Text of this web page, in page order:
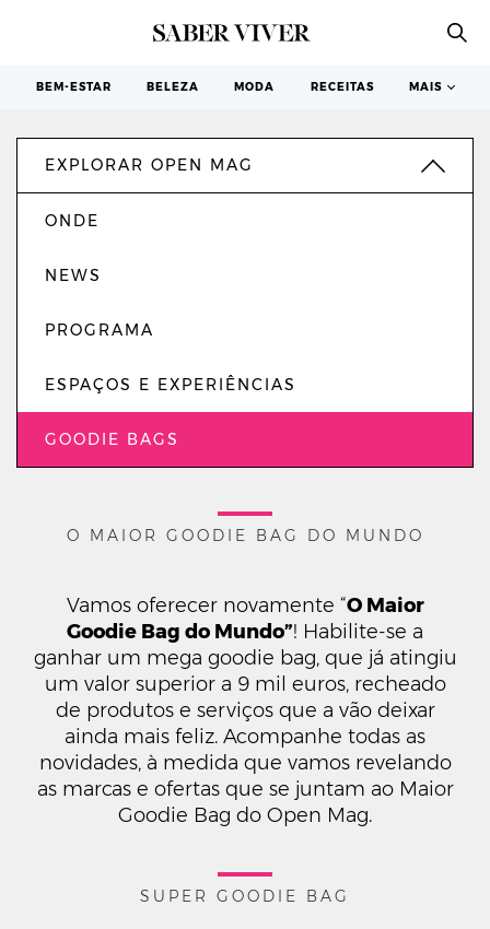
BEM-ESTAR BELEZA MODA RECEITAS MAIS
EXPLORAR OPEN MAG
ONDE
NEWS
PROGRAMA
ESPAÇOS E EXPERIÊNCIAS
GOODIE BAGS
O MAIOR GOODIE BAG DO MUNDO
Vamos oferecer novamente “O Maior
Goodie Bag do Mundo”! Habilite-se a
ganhar um mega goodie bag, que já atingiu
um valor superior a 9 mil euros, recheado
de produtos e serviços que a vão deixar
ainda mais feliz. Acompanhe todas as
novidades, à medida que vamos revelando
as marcas e ofertas que se juntam ao Maior
Goodie Bag do Open Mag.
SUPER GOODIE BAG